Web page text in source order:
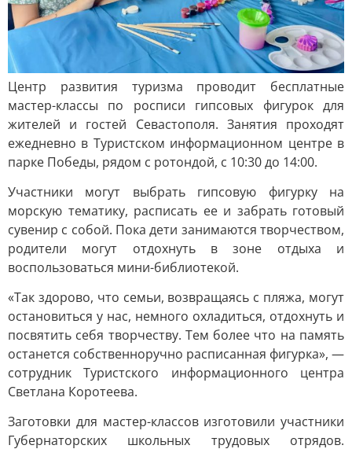
Центр развития туризма проводит бесплатные
мастер-классы по росписи гипсовых фигурок для
жителей и гостей Севастополя. Занятия проходят
ежедневно в Туристском информационном центре в
парке Победы, рядом с ротондой, с 10:30 до 14:00.
Участники могут выбрать гипсовую фигурку на
морскую тематику, расписать ее и забрать готовый
сувенир с собой. Пока дети занимаются творчеством,
родители могут отдохнуть в зоне отдыха и
воспользоваться мини-библиотекой.
«Так здорово, что семьи, возвращаясь с пляжа, могут
остановиться у нас, немного охладиться, отдохнуть и
посвятить себя творчеству. Тем более что на память
останется собственноручно расписанная фигурка», —
сотрудник Туристского информационного центра
Светлана Коротеева.
Заготовки для мастер-классов изготовили участники
Губернаторских школьных трудовых отрядов.